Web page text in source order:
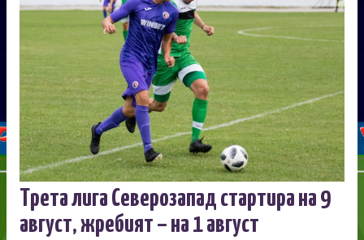
Трета лига Северозапад стартира на 9
август, жребият – на 1 август